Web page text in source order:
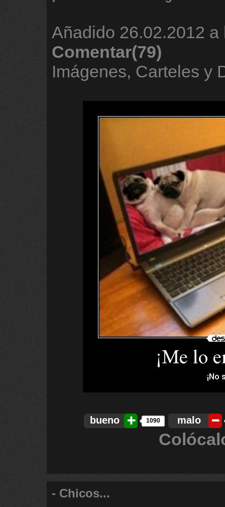
Añadido 26.02.2012 a
Comentar(79)
Imágenes, Carteles y
bueno 1090 malo
- Chicos...